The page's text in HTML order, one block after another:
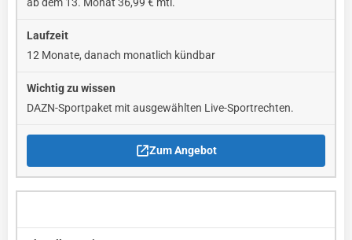
ab dem 13. Monat 36,99 € mtl.
12 Monate, danach monatlich kündbar
DAZN-Sportpaket mit ausgewählten Live-Sportrechten.
Zum Angebot